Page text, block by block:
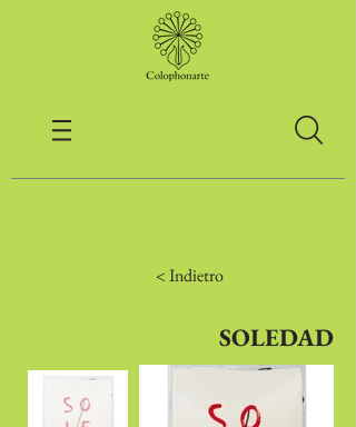
< Indietro
SOLEDAD